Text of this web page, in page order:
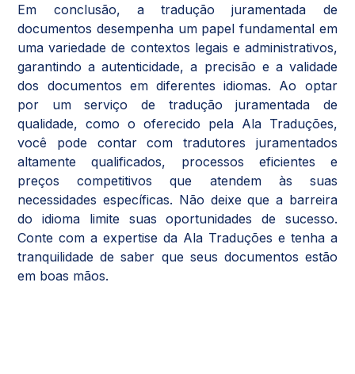
Em conclusão, a tradução juramentada de
documentos desempenha um papel fundamental em
uma variedade de contextos legais e administrativos,
garantindo a autenticidade, a precisão e a validade
dos documentos em diferentes idiomas. Ao optar
por um serviço de tradução juramentada de
qualidade, como o oferecido pela Ala Traduções,
você pode contar com tradutores juramentados
altamente qualificados, processos eficientes e
preços competitivos que atendem às suas
necessidades específicas. Não deixe que a barreira
do idioma limite suas oportunidades de sucesso.
Conte com a expertise da Ala Traduções e tenha a
tranquilidade de saber que seus documentos estão
em boas mãos.